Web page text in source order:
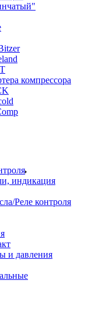
компрессора
индикация
Реле контроля
и давления